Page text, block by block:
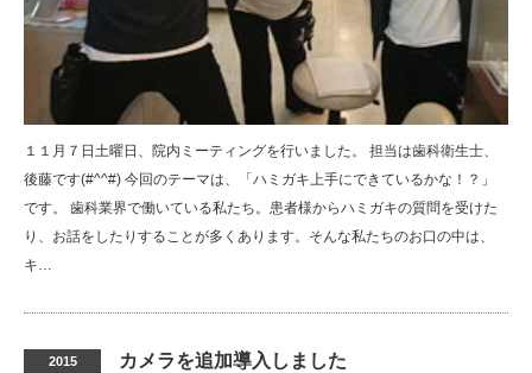
１１月７日土曜日、院内ミーティングを行いました。 担当は歯科衛生士、
後藤です(#^^#) 今回のテーマは、「ハミガキ上手にできているかな！？」
です。 歯科業界で働いている私たち。患者様からハミガキの質問を受けた
り、お話をしたりすることが多くあります。そんな私たちのお口の中は、
キ…
2015 カメラを追加導入しました